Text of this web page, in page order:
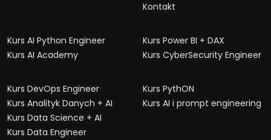
Kontakt
Kurs AI Python Engineer
Kurs AI Academy
Kurs Power BI + DAX
Kurs CyberSecurity Engineer
Kurs DevOps Engineer
Kurs Analityk Danych + AI
Kurs Data Science + AI
Kurs Data Engineer
Kurs PythON
Kurs AI i prompt engineering